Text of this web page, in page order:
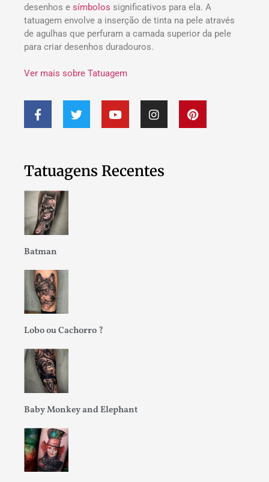
desenhos e símbolos significativos para ela. A
tatuagem envolve a inserção de tinta na pele através
de agulhas que perfuram a camada superior da pele
para criar desenhos duradouros.
Ver mais sobre Tatuagem
Tatuagens Recentes
Batman
Lobo ou Cachorro ?
Baby Monkey and Elephant